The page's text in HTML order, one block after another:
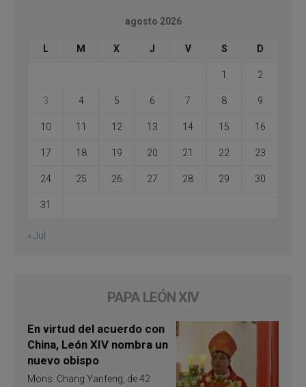
agosto 2026
L M X J V S D
1 2
3 4 5 6 7 8 9
10 11 12 13 14 15 16
17 18 19 20 21 22 23
24 25 26 27 28 29 30
31
« Jul
PAPA LEÓN XIV
En virtud del acuerdo con
China, León XIV nombra un
nuevo obispo
Mons. Chang Yanfeng, de 42